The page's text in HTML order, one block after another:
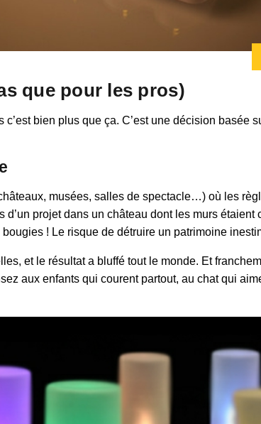
que pour les pros)
bien plus que ça. C’est une décision basée
musées, salles de spectacle…) où les
projet dans un château dont les murs
! Le risque de détruire un patrimoine
et le résultat a bluffé tout le monde. Et
aux enfants qui courent partout, au chat qui